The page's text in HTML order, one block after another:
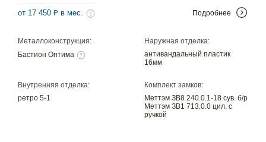
Металлоконструкция:
Бастион Оптима
Наружная отделка:
антивандальный пластик
16мм
Внутренняя отделка:
ретро 5-1
Комплект замков:
Меттэм ЗВ8 240.0.1-18 сув. б/р
Меттэм ЗВ1 713.0.0 цил. с
ручкой
от 17 450 ₽ в мес. Подробнее